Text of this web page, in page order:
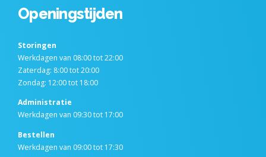
Openingstijden
Storingen
Werkdagen van 08:00 tot 22:00
Zaterdag: 8:00 tot 20:00
Zondag: 12:00 tot 18:00
Administratie
Werkdagen van 09:30 tot 17:00
Bestellen
Werkdagen van 09:00 tot 17:30